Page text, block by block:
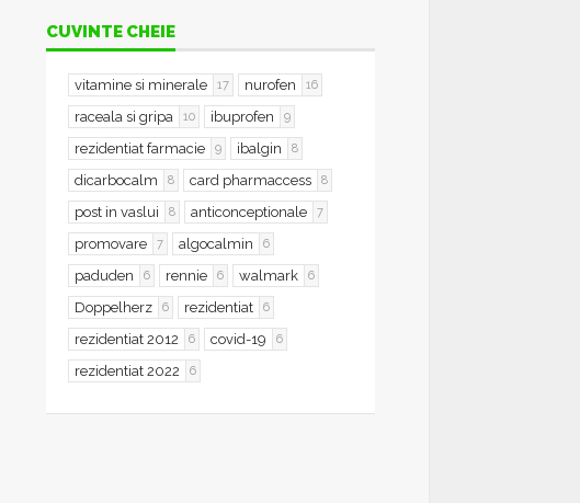
CUVINTE CHEIE
vitamine si minerale 17 nurofen 16
raceala si gripa 10 ibuprofen 9
rezidentiat farmacie 9 ibalgin 8
dicarbocalm 8 card pharmaccess 8
post in vaslui 8 anticonceptionale 7
promovare 7 algocalmin 6
paduden 6 rennie 6 walmark 6
Doppelherz 6 rezidentiat 6
rezidentiat 2012 6 covid-19 6
rezidentiat 2022 6